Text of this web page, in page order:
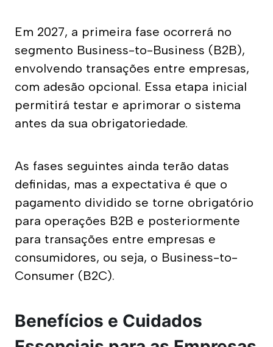
Em 2027, a primeira fase ocorrerá no
segmento Business-to-Business (B2B),
envolvendo transações entre empresas,
com adesão opcional. Essa etapa inicial
permitirá testar e aprimorar o sistema
antes da sua obrigatoriedade.
As fases seguintes ainda terão datas
definidas, mas a expectativa é que o
pagamento dividido se torne obrigatório
para operações B2B e posteriormente
para transações entre empresas e
consumidores, ou seja, o Business-to-
Consumer (B2C).
Benefícios e Cuidados